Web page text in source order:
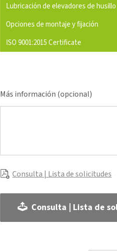
Lubricación de elevadores de husillo
Opciones de montaje y fijación
ISO 9001:2015 Certificate
Más información (opcional)
Consulta | Lista de solicitudes
Consulta | Lista de